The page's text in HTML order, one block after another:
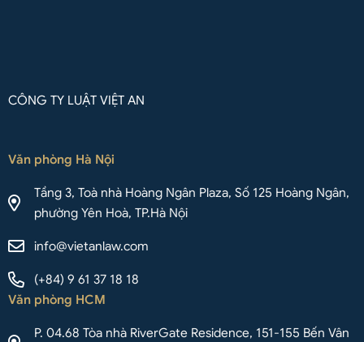
CÔNG TY LUẬT VIỆT AN
Văn phòng Hà Nội
Tầng 3, Toà nhà Hoàng Ngân Plaza, Số 125 Hoàng Ngân,
phường Yên Hoà, TP.Hà Nội
info@vietanlaw.com
(+84) 9 61 37 18 18
Văn phòng HCM
P. 04.68 Tòa nhà RiverGate Residence, 151-155 Bến Vân